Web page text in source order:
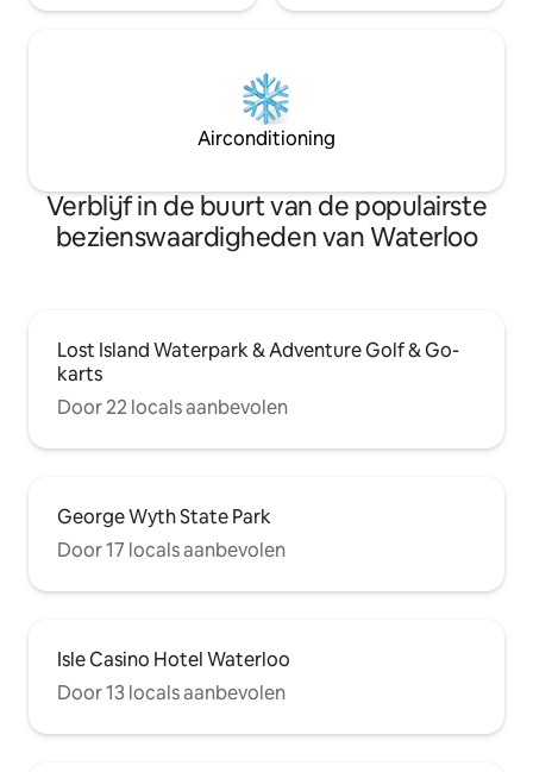
Airconditioning
Verblijf in de buurt van de populairste
bezienswaardigheden van Waterloo
Lost Island Waterpark & Adventure Golf & Go-
karts
Door 22 locals aanbevolen
George Wyth State Park
Door 17 locals aanbevolen
Isle Casino Hotel Waterloo
Door 13 locals aanbevolen